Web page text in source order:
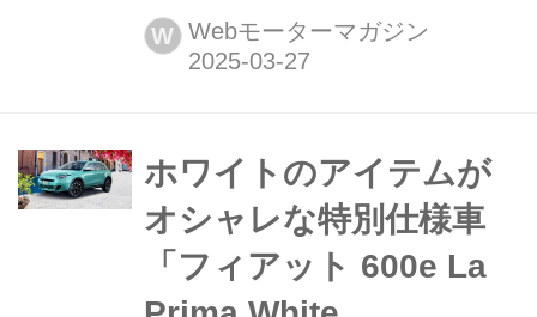
MPV(マルチパーパスビークル)である
Doblo(ドブロ)に限定車「Doblo Green
台限定で発売することを発表した。
W Webモーターマガジン
ホワイトのアイテムが
オシャレな特別仕様車
「フィアット 600e La